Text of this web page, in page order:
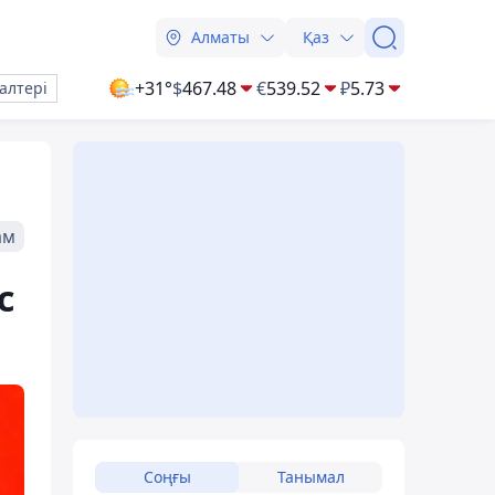
Алматы Қаз
+31°$467.48 €539.52 ₽5.73
Соңғы Танымал